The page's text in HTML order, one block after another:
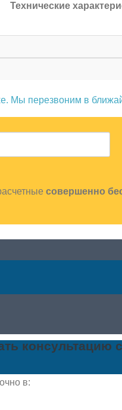
Технические
Мы перезвоним в
совершенно
консультацию
в: